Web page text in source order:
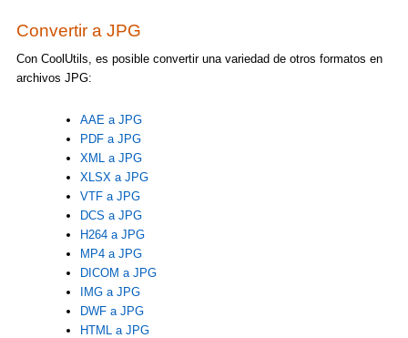
Convertir a JPG
Con CoolUtils, es posible convertir una variedad de otros formatos en
archivos JPG:
AAE a JPG
PDF a JPG
XML a JPG
XLSX a JPG
VTF a JPG
DCS a JPG
H264 a JPG
MP4 a JPG
DICOM a JPG
IMG a JPG
DWF a JPG
HTML a JPG